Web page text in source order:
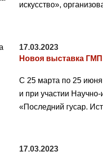
искусство»,
17.03.2023
Новоя выставка
С 25 марта по 25 июня
и при участии
«Последний гусар.
17.03.2023